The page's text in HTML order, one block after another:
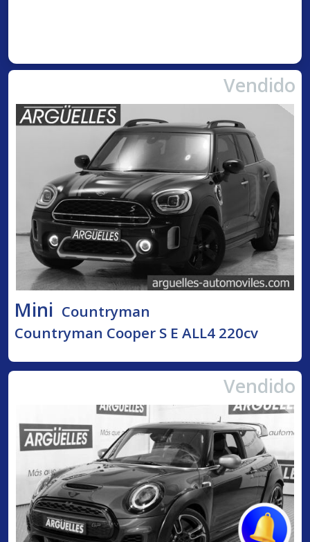
Vendido
Mini Countryman
Countryman Cooper S E ALL4 220cv
Vendido